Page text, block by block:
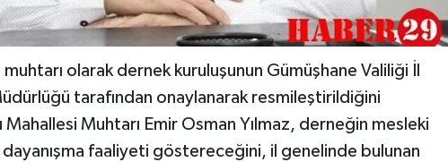
olarak dernek kuruluşunun Gümüşhane Valiliği İl
tarafından onaylanarak resmileştirildiğini
Muhtarı Emir Osman Yılmaz, derneğin mesleki
dayanışma faaliyeti göstereceğini, il genelinde bulunan